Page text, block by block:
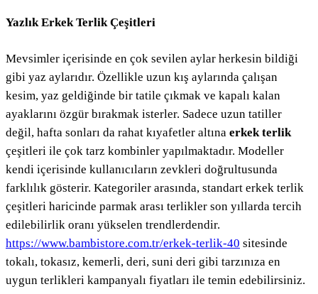
Yazlık Erkek Terlik Çeşitleri
Mevsimler içerisinde en çok sevilen aylar herkesin bildiği
gibi yaz aylarıdır. Özellikle uzun kış aylarında çalışan
kesim, yaz geldiğinde bir tatile çıkmak ve kapalı kalan
ayaklarını özgür bırakmak isterler. Sadece uzun tatiller
değil, hafta sonları da rahat kıyafetler altına erkek terlik
çeşitleri ile çok tarz kombinler yapılmaktadır. Modeller
kendi içerisinde kullanıcıların zevkleri doğrultusunda
farklılık gösterir. Kategoriler arasında, standart erkek terlik
çeşitleri haricinde parmak arası terlikler son yıllarda tercih
edilebilirlik oranı yükselen trendlerdendir.
https://www.bambistore.com.tr/erkek-terlik-40 sitesinde
tokalı, tokasız, kemerli, deri, suni deri gibi tarzınıza en
uygun terlikleri kampanyalı fiyatları ile temin edebilirsiniz.